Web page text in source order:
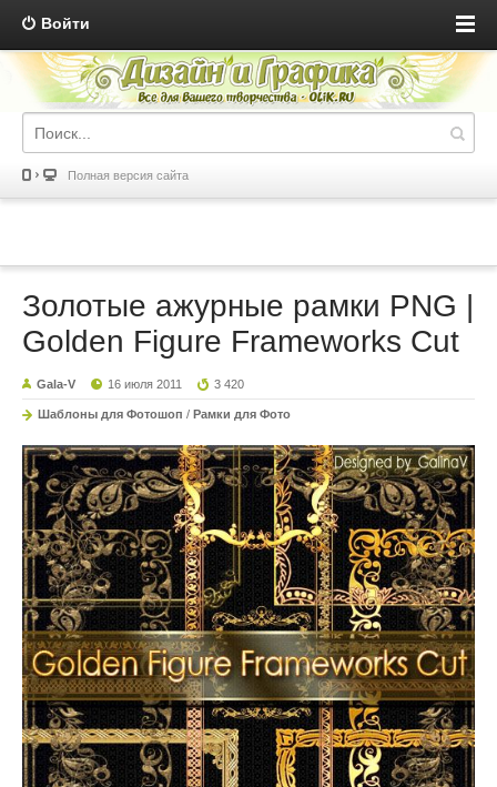
Войти
Полная версия сайта
Золотые ажурные рамки PNG |
Golden Figure Frameworks Cut
Gala-V 16 июля 2011 3 420
Шаблоны для Фотошоп / Рамки для Фото